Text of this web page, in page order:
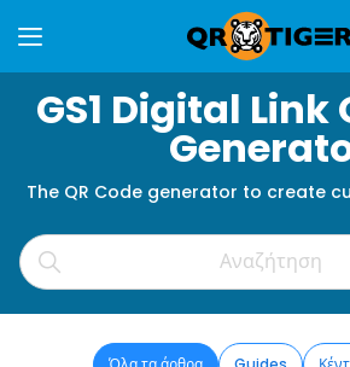
GS1 Digital Link
The QR Code generator to create